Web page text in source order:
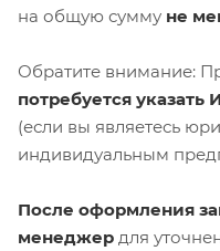
на общую сумму не
Обратите внимание:
потребуется
(если вы являетесь
индивидуальным
После оформления
менеджер для